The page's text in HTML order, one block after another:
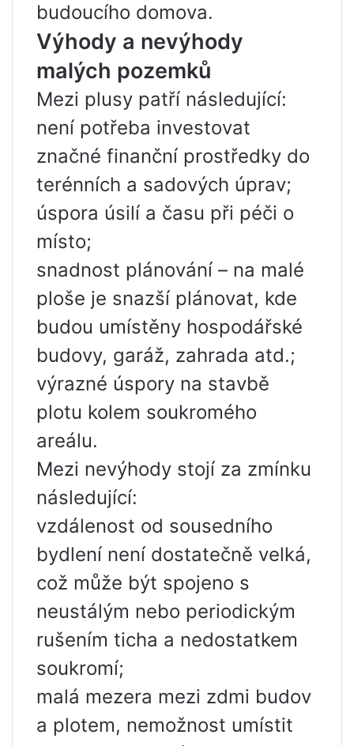
budoucího domova.
Výhody a nevýhody
malých pozemků
Mezi plusy patří následující:
není potřeba investovat
značné finanční prostředky do
terénních a sadových úprav;
úspora úsilí a času při péči o
místo;
snadnost plánování – na malé
ploše je snazší plánovat, kde
budou umístěny hospodářské
budovy, garáž, zahrada atd.;
výrazné úspory na stavbě
plotu kolem soukromého
areálu.
Mezi nevýhody stojí za zmínku
následující:
vzdálenost od sousedního
bydlení není dostatečně velká,
což může být spojeno s
neustálým nebo periodickým
rušením ticha a nedostatkem
soukromí;
malá mezera mezi zdmi budov
a plotem, nemožnost umístit